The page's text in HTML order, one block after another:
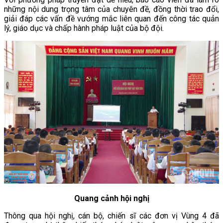
những nội dung trọng tâm của chuyên đề, đồng thời trao đổi,
giải đáp các vấn đề vướng mắc liên quan đến công tác quản
lý, giáo dục và chấp hành pháp luật của bộ đội.
Quang cảnh hội nghị
Thông qua hội nghị, cán bộ, chiến sĩ các đơn vị Vùng 4 đã